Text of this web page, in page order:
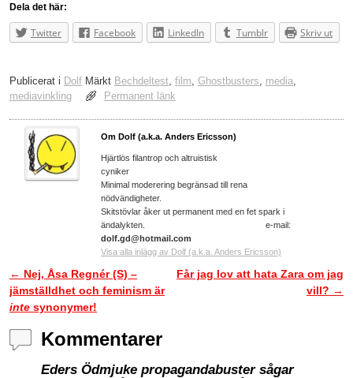
Dela det här:
Twitter Facebook LinkedIn Tumblr Skriv ut
Publicerat i Dolf Märkt Bechdeltest film Ghostbusters media
mediavinkling
Permanent länk
Om Dolf (a.k.a. Anders Ericsson)
Hjärtlös filantrop och altruistisk
cyniker
Minimal moderering begränsad till rena
nödvändigheter.
Skitstövlar åker ut permanent med en fet spark i
ändalykten. e-mail:
dolf.gd@hotmail.com
Visa alla inlägg av Dolf (a.k.a. Anders Ericsson)
Inläggsnavigering
← Nej, Åsa Regnér (S) –
jämställdhet och feminism är
inte synonymer!
Får jag lov att hata Zara om jag
vill? →
Kommentarer
Eders Ödmjuke propagandabuster sågar